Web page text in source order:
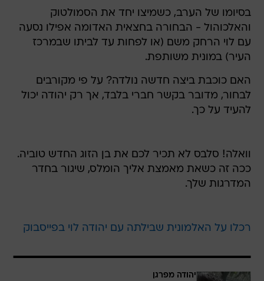
בסיומו של הערב, כשמיצו יחד את הסמולטוק
והאלכוהול - הבחורה בחצאית האדומה אפילו נסעה
עם לוי הרחק משם (או לפחות עד לביתו שבמרכז
העיר) במונית משותפת.
האם כוכבת ביצה חדשה נולדה? על פי מקורבים
לבחור, מדובר בקשר חברי בלבד, אך רק יהודה יכול
להעיד על כך.
וואלה! סלבס לא תכיר לכם את בן הזוג החדש טוביה.
ככה זה כשאת מאמצת אליך הומלס, שיגור בחדר
המדרגות שלך.
רכלו על האלמונית שבילתה עם יהודה לוי בפייסבוק
יהודה מפרגן